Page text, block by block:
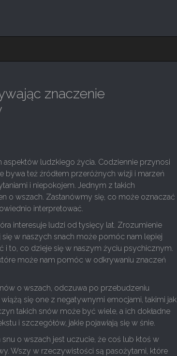
znaczenie
aspektów ludzkiego życia. Codziennie przynosi
bywa też źródłem przeróżnych wizji i marzeń
i niepokojem. Jednym z takich
o wszach. Zastanówmy się, co może oznaczać
interpretować.
interesuje ludzi od tysięcy lat. Zrozumienie
w naszych snach może pomóc nam lepiej
to, co dzieje się w naszym życiu psychicznym.
może nam pomóc w odkrywaniu znaczeń
o wszach, odczuwa po przebudzeniu
się one z negatywnymi emocjami, takimi jak
takich snów może być wiele, a ich dokładne
i szczegółów, jakie pojawiają się w śnie.
o wszach jest uczucie, że coś lub ktoś w
Wszy w rzeczywistości są pasożytami, które